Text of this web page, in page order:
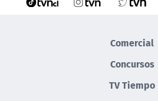
Comercial
Concursos
TV Tiempo